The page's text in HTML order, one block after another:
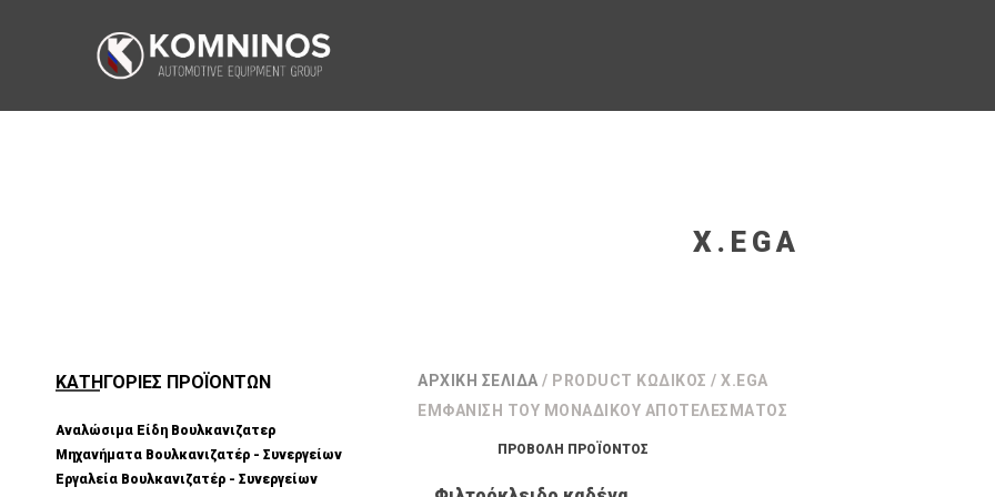
X.EGA
ΑΡΧΙΚΉ ΣΕΛΊΔΑ / PRODUCT ΚΩΔΙΚΌΣ / X.EGA
ΕΜΦΆΝΙΣΗ ΤΟΥ ΜΟΝΑΔΙΚΟΎ ΑΠΟΤΕΛΈΣΜΑΤΟΣ
ΠΡΟΒΟΛΉ ΠΡΟΪΌΝΤΟΣ
ΚΑΤΗΓΟΡΙΕΣ ΠΡΟΪΟΝΤΩΝ
Αναλώσιμα Είδη Βουλκανιζατερ
Μηχανήματα Βουλκανιζατέρ - Συνεργείων
Εργαλεία Βουλκανιζατέρ - Συνεργείων